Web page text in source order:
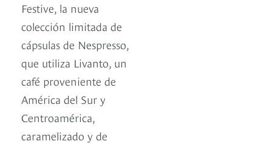
Festive, la nueva
colección limitada de
cápsulas de Nespresso,
que utiliza Livanto, un
café proveniente de
América del Sur y
Centroamérica,
caramelizado y de